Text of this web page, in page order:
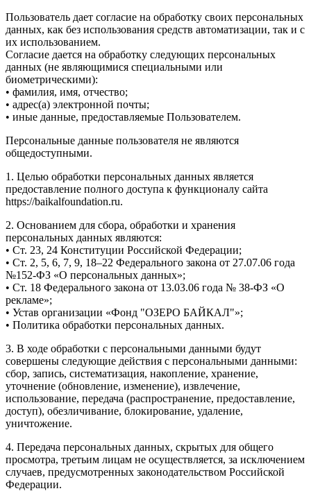
Пользователь дает согласие на обработку своих персональных
данных, как без использования средств автоматизации, так и с
их использованием.
Согласие дается на обработку следующих персональных
данных (не являющимися специальными или
биометрическими):
• фамилия, имя, отчество;
• адрес(а) электронной почты;
• иные данные, предоставляемые Пользователем.
Персональные данные пользователя не являются
общедоступными.
1. Целью обработки персональных данных является
предоставление полного доступа к функционалу сайта
https://baikalfoundation.ru.
2. Основанием для сбора, обработки и хранения
персональных данных являются:
• Ст. 23, 24 Конституции Российской Федерации;
• Ст. 2, 5, 6, 7, 9, 18–22 Федерального закона от 27.07.06 года
№152-ФЗ «О персональных данных»;
• Ст. 18 Федерального закона от 13.03.06 года № 38-ФЗ «О
рекламе»;
• Устав организации «Фонд "ОЗЕРО БАЙКАЛ"»;
• Политика обработки персональных данных.
3. В ходе обработки с персональными данными будут
совершены следующие действия с персональными данными:
сбор, запись, систематизация, накопление, хранение,
уточнение (обновление, изменение), извлечение,
использование, передача (распространение, предоставление,
доступ), обезличивание, блокирование, удаление,
уничтожение.
4. Передача персональных данных, скрытых для общего
просмотра, третьим лицам не осуществляется, за исключением
случаев, предусмотренных законодательством Российской
Федерации.